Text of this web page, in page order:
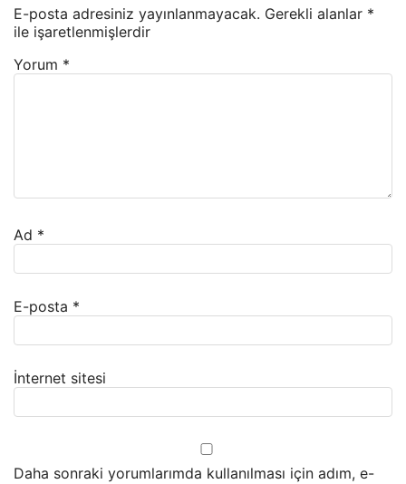
E-posta adresiniz yayınlanmayacak. Gerekli alanlar *
ile işaretlenmişlerdir
Yorum *
Ad *
E-posta *
İnternet sitesi
Daha sonraki yorumlarımda kullanılması için adım, e-